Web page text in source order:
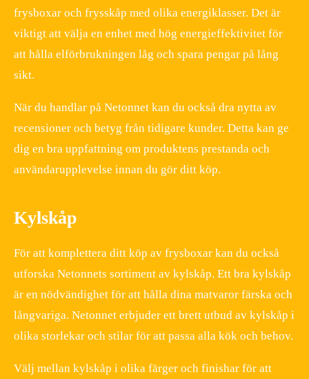
frysboxar och frysskåp med olika energiklasser. Det är
viktigt att välja en enhet med hög energieffektivitet för
att hålla elförbrukningen låg och spara pengar på lång
sikt.
När du handlar på Netonnet kan du också dra nytta av
recensioner och betyg från tidigare kunder. Detta kan ge
dig en bra uppfattning om produktens prestanda och
användarupplevelse innan du gör ditt köp.
Kylskåp
För att komplettera ditt köp av frysboxar kan du också
utforska Netonnets sortiment av kylskåp. Ett bra kylskåp
är en nödvändighet för att hålla dina matvaror färska och
långvariga. Netonnet erbjuder ett brett utbud av kylskåp i
olika storlekar och stilar för att passa alla kök och behov.
Välj mellan kylskåp i olika färger och finishar för att